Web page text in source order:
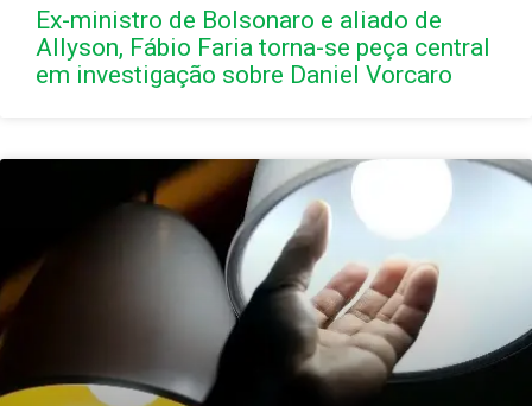
Ex-ministro de Bolsonaro e aliado de
Allyson, Fábio Faria torna-se peça central
em investigação sobre Daniel Vorcaro